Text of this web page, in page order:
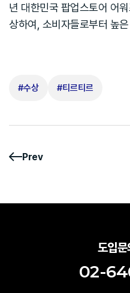
년 대한민국 팝업스토어 어
상하여, 소비자들로부터 높
수상 티르티르
Prev
도입문
02-